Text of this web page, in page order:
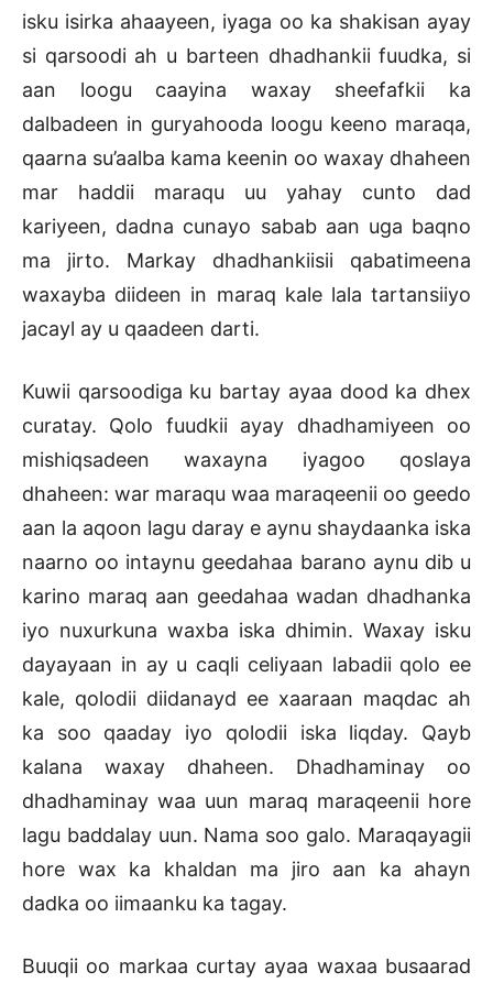
isku isirka ahaayeen, iyaga oo ka shakisan ayay
si qarsoodi ah u barteen dhadhankii fuudka, si
aan loogu caayina waxay sheefafkii ka
dalbadeen in guryahooda loogu keeno maraqa,
qaarna su’aalba kama keenin oo waxay dhaheen
mar haddii maraqu uu yahay cunto dad
kariyeen, dadna cunayo sabab aan uga baqno
ma jirto. Markay dhadhankiisii qabatimeena
waxayba diideen in maraq kale lala tartansiiyo
jacayl ay u qaadeen darti.
Kuwii qarsoodiga ku bartay ayaa dood ka dhex
curatay. Qolo fuudkii ayay dhadhamiyeen oo
mishiqsadeen waxayna iyagoo qoslaya
dhaheen: war maraqu waa maraqeenii oo geedo
aan la aqoon lagu daray e aynu shaydaanka iska
naarno oo intaynu geedahaa barano aynu dib u
karino maraq aan geedahaa wadan dhadhanka
iyo nuxurkuna waxba iska dhimin. Waxay isku
dayayaan in ay u caqli celiyaan labadii qolo ee
kale, qolodii diidanayd ee xaaraan maqdac ah
ka soo qaaday iyo qolodii iska liqday. Qayb
kalana waxay dhaheen. Dhadhaminay oo
dhadhaminay waa uun maraq maraqeenii hore
lagu baddalay uun. Nama soo galo. Maraqayagii
hore wax ka khaldan ma jiro aan ka ahayn
dadka oo iimaanku ka tagay.
Buuqii oo markaa curtay ayaa waxaa busaarad